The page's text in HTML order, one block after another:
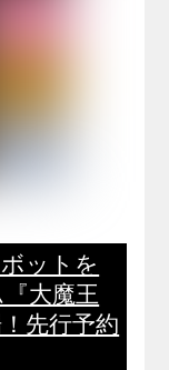
ットを
大魔王
先行予約